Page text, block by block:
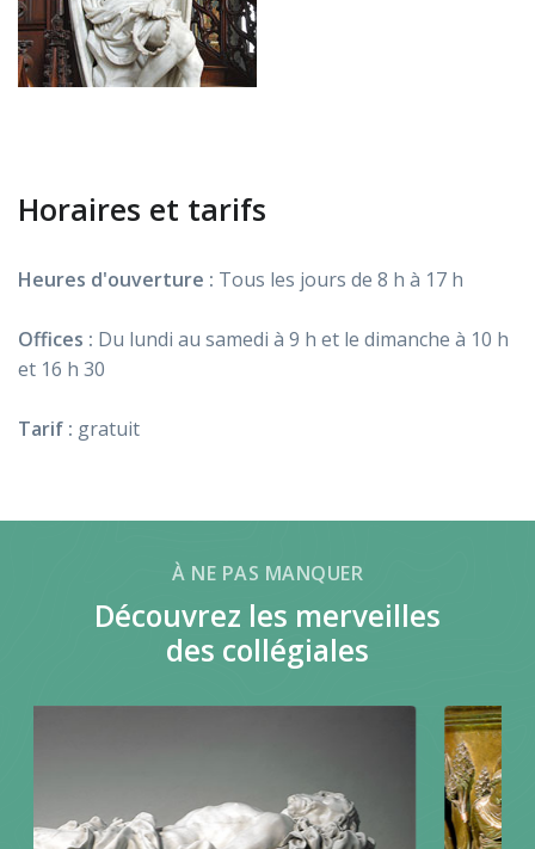
Horaires et tarifs
Heures d'ouverture : Tous les jours de 8 h à 17 h
Offices : Du lundi au samedi à 9 h et le dimanche à 10 h
et 16 h 30
Tarif : gratuit
À NE PAS MANQUER
Découvrez les merveilles
des collégiales